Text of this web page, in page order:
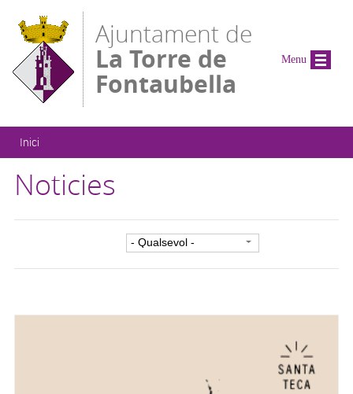
Ajuntament de
La Torre de
Fontaubella
Esteu aquí
Inici
Noticies
Menu